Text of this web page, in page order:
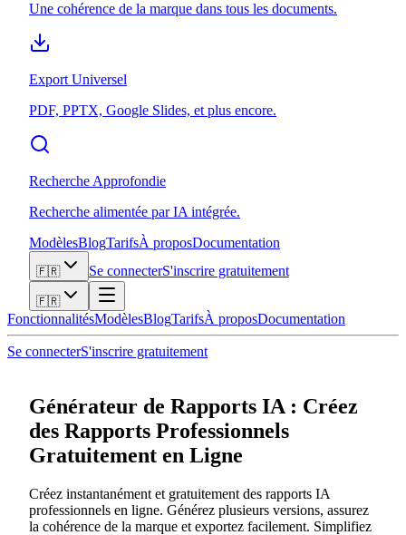
Une cohérence de la marque dans tous les documents.
Export Universel
PDF, PPTX, Google Slides, et plus encore.
Recherche Approfondie
Recherche alimentée par IA intégrée.
ModèlesBlogTarifsÀ proposDocumentation
🇫🇷 Se connecterS'inscrire gratuitement
🇫🇷
FonctionnalitésModèlesBlogTarifsÀ proposDocumentation
Se connecterS'inscrire gratuitement
Générateur de Rapports IA : Créez
des Rapports Professionnels
Gratuitement en Ligne
Créez instantanément et gratuitement des rapports IA
professionnels en ligne. Générez plusieurs versions, assurez
la cohérence de la marque et exportez facilement. Simplifiez